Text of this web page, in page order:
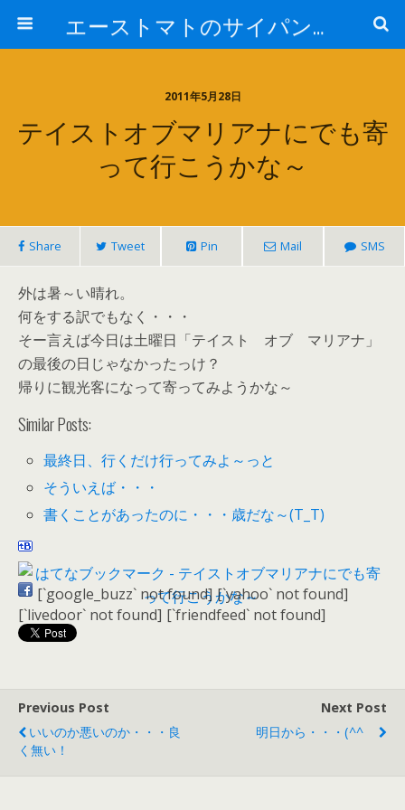
エーストマトのサイパンダイビング日記
2011年5月28日
テイストオブマリアナにでも寄
って行こうかな～
Share Tweet Pin Mail SMS
外は暑～い晴れ。
何をする訳でもなく・・・
そー言えば今日は土曜日「テイスト オブ マリアナ」
の最後の日じゃなかったっけ？
帰りに観光客になって寄ってみようかな～
Similar Posts:
最終日、行くだけ行ってみよ～っと
そういえば・・・
書くことがあったのに・・・歳だな～(T_T)
[`google_buzz` not found] [`yahoo` not found]
[`livedoor` not found] [`friendfeed` not found]
Previous Post
いいのか悪いのか・・・良
く無い！
Next Post
明日から・・・(^^ゞ